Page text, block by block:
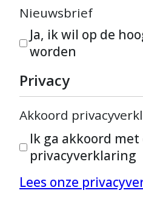
Nieuwsbrief
Ja, ik wil op de
worden
Privacy
Akkoord
Ik ga akkoord met
privacyverklaring
Lees onze